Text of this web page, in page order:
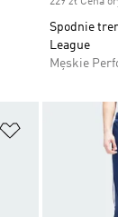
Spodnie
League
Męskie
Dodaj do listy